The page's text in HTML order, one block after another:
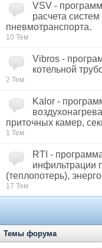
VSV -
расчета
пневмотранспорта.
10 Тем
Vibros -
котельной
2 Тем
Kalor -
приточных камер,
1 Тем
RTI -
инфильтрации
(теплопотерь),
17 Тем
Темы форума